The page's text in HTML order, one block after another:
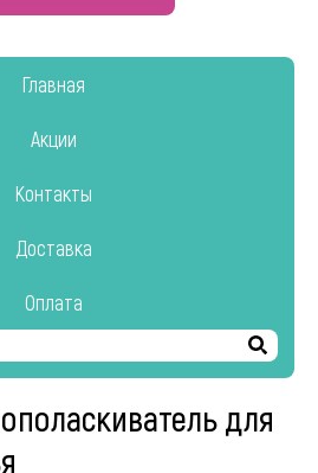
Главная
Акции
Контакты
Доставка
Оплата
Найти
для